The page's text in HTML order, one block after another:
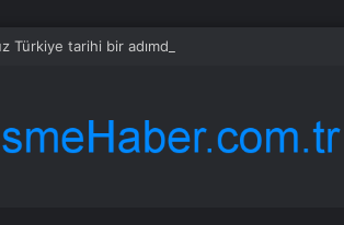
Türkiye tarihi bir adımdır